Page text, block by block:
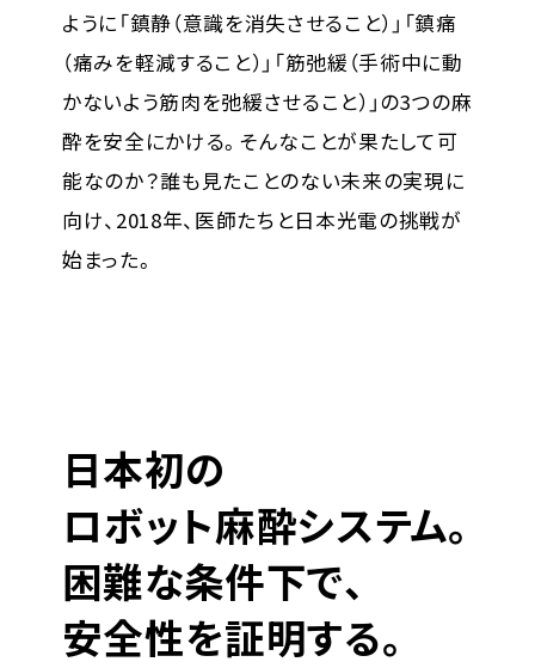
ように「鎮静（意識を消失させること）」「鎮痛
（痛みを軽減すること）」「筋弛緩（手術中に動
かないよう筋肉を弛緩させること）」の3つの麻
酔を安全にかける。そんなことが果たして可
能なのか？誰も見たことのない未来の実現に
向け、2018年、医師たちと日本光電の挑戦が
始まった。
日本初の
ロボット麻酔システム。
困難な条件下で、
安全性を証明する。